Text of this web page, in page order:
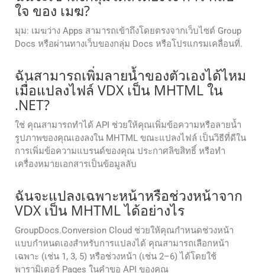
ใจ ของ เมฆ?
มุม: เมฆว่าง Apps สามารถเข้าถึงโดยตรงจากเว็บไซต์ Group
Docs หรือผ่านทางเว็บของกลุ่ม Docs หรือโปรแกรมเคลื่อนที่.
ฉันสามารถเพิ่มลายน้ำของตัวเองได้ไหม
เมื่อแปลงไฟล์ VDX เป็น MHTML ใน
.NET?
ใช่ คุณสามารถทำได้ API ช่วยให้คุณเพิ่มข้อความหรือลายน้ำ
รูปภาพของคุณเองลงใน MHTML ขณะแปลงไฟล์ เป็นวิธีที่ดีใน
การเพิ่มข้อความแบรนด์ของคุณ ประกาศลิขสิทธิ์ หรือทำ
เครื่องหมายเอกสารเป็นข้อมูลลับ
ฉันจะแปลงเฉพาะหน้าหรือช่วงหน้าจาก
VDX เป็น MHTML ได้อย่างไร
GroupDocs.Conversion Cloud ช่วยให้คุณกำหนดช่วงหน้า
แบบกำหนดเองสำหรับการแปลงได้ คุณสามารถเลือกหน้า
เฉพาะ (เช่น 1, 3, 5) หรือช่วงหน้า (เช่น 2–6) ได้โดยใช้
พารามิเตอร์ Pages ในคำขอ API ของคุณ